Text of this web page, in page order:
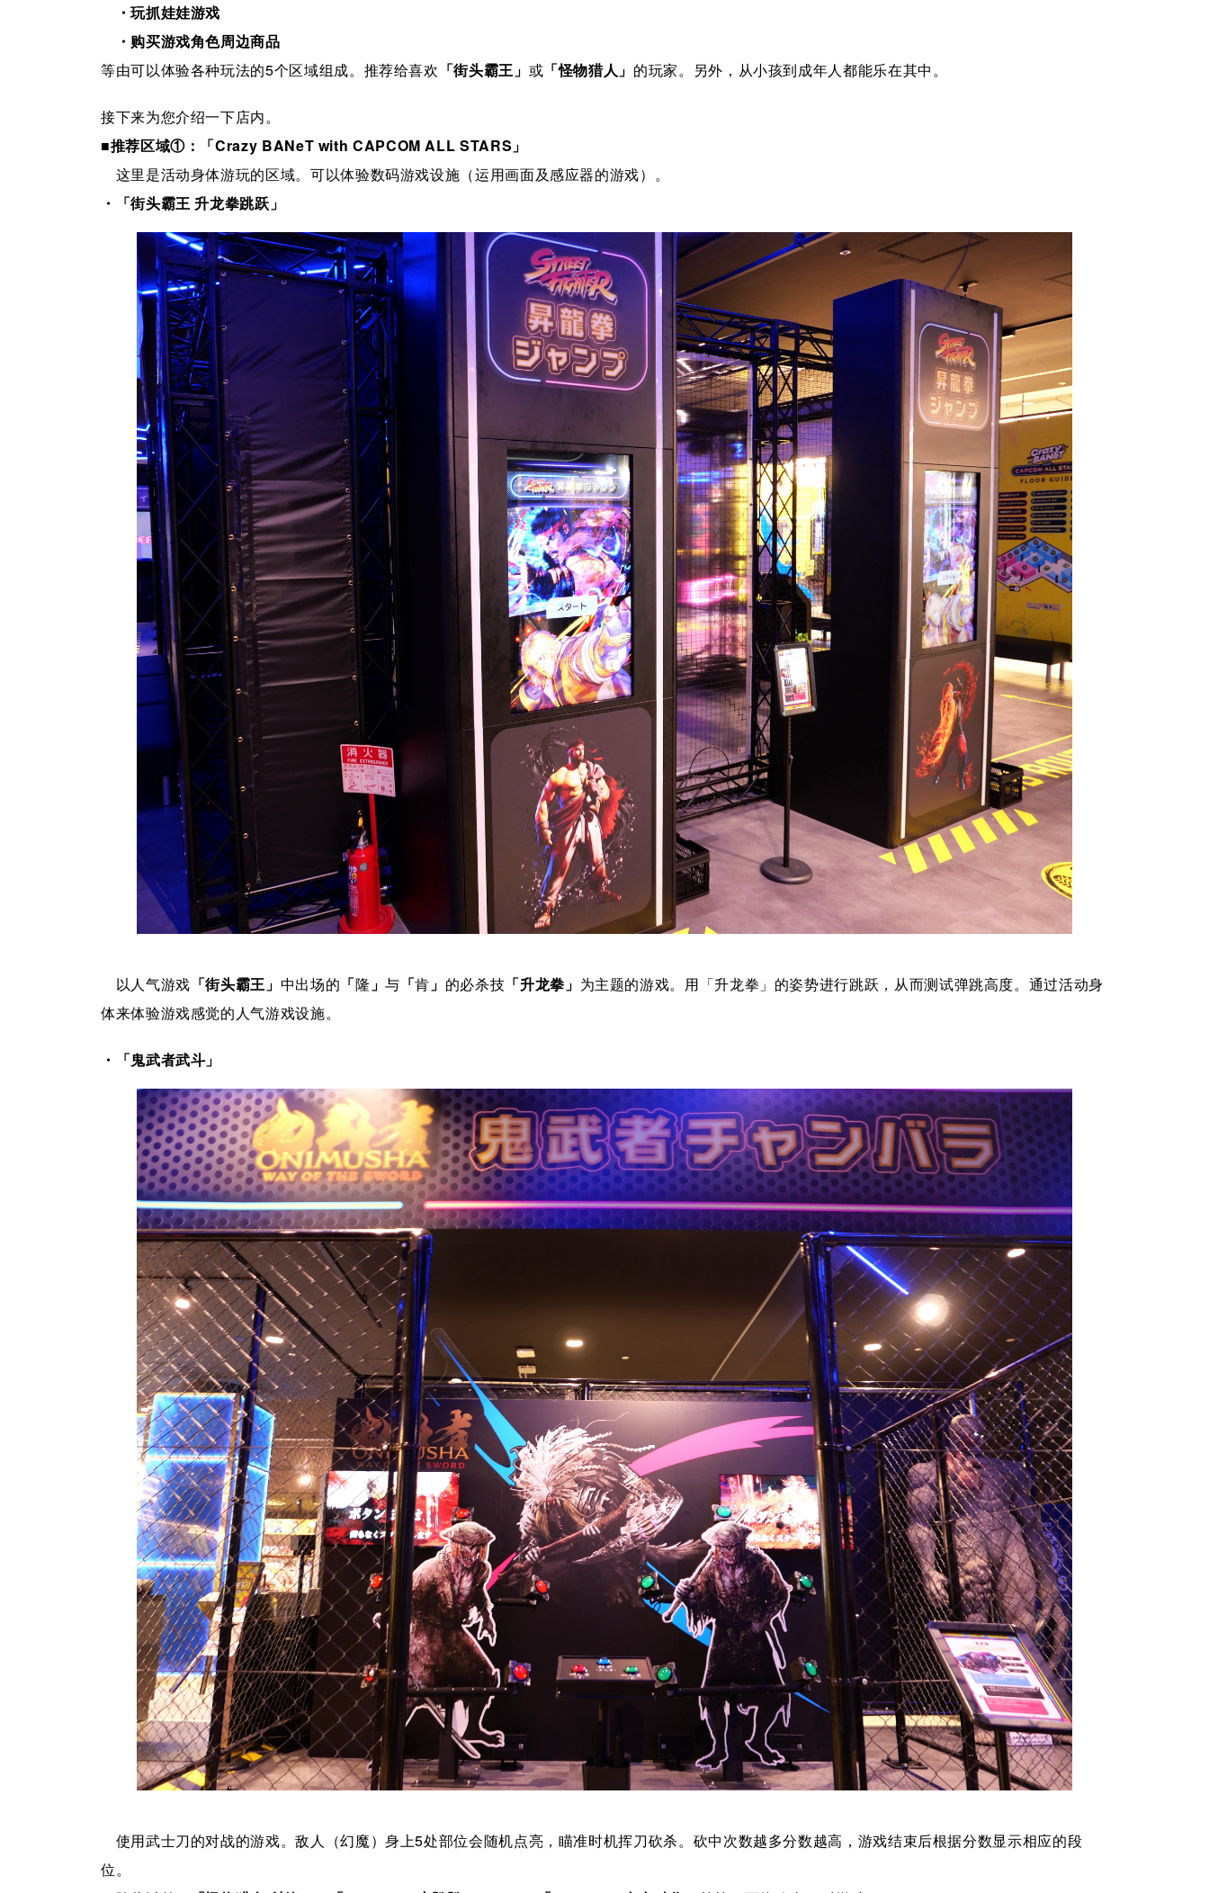
・玩抓娃娃游戏
・购买游戏角色周边商品
等由可以体验各种玩法的5个区域组成。推荐给喜欢 「街头霸王」 或 「怪物猎人」 的玩家。另外，从小孩到成年人都能乐在其中。
接下来为您介绍一下店内。
■推荐区域①：
「Crazy BANeT with CAPCOM ALL STARS 」
这里是活动身体游玩的区域。可以体验数码游戏设施（运用画面及感应器的游戏）。
・
「街头霸王 升龙拳跳跃 」
以人气游戏 「街头霸王 」 中出场的 「隆 」与 「肯 」 的必杀技 「升龙拳 」 为主题的游戏。用「升龙拳」的姿势进行跳跃，从而测试弹跳高度。通过活动身
体来体验游戏感觉的人气游戏设施。
・ 「鬼武者武斗 」
使用武士刀的对战的游戏。敌人（幻魔）身上5处部位会随机点亮，瞄准时机挥刀砍杀。砍中次数越多分数越高，游戏结束后根据分数显示相应的段
位。